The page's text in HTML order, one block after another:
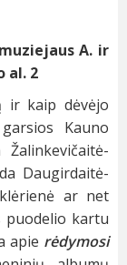
A. ir
al. 2
ir kaip dėvėjo
Kauno
Daugirdaitė-
ar net
puodelio kartu
apie rėdymosi